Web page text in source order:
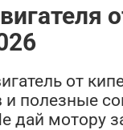
от
и полезные
дай мотору